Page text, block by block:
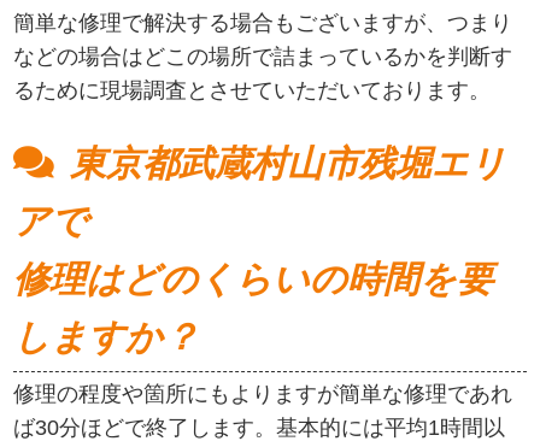
簡単な修理で解決する場合もございますが、つまり
などの場合はどこの場所で詰まっているかを判断す
るために現場調査とさせていただいております。
東京都武蔵村山市残堀エリ
アで
修理はどのくらいの時間を要
しますか？
修理の程度や箇所にもよりますが簡単な修理であれ
ば30分ほどで終了します。基本的には平均1時間以